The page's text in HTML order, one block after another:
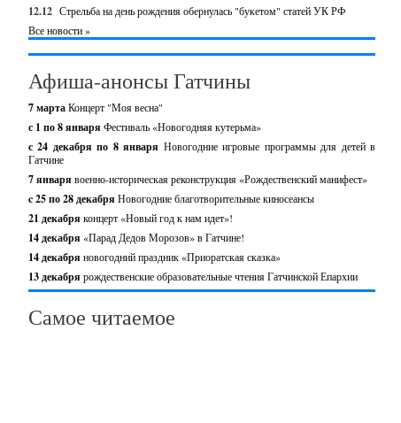
12.12 Стрельба на день рождения обернулась "букетом" статей УК РФ
Все новости »
Афиша-анонсы Гатчины
7 мартаКонцерт "Моя весна"
с 1 по 8 января Фестиваль «Новогодняя кутерьма»
с 24 декабря по 8 января Новогодние игровые программы для детей в
Гатчине
7 января военно-историческая реконструкция «Рождественский манифест»
c 25 по 28 декабря Новогодние благотворительные киносеансы
21 декабря концерт «Новый год к нам идет»!
14 декабря «Парад Дедов Морозов» в Гатчине!
14 декабря новогодний праздник «Приоратская сказка»
13 декабря рождественские образовательные чтения Гатчинской Епархии
Самое читаемое